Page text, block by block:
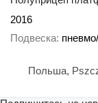
2016
Подвеска
Польша,